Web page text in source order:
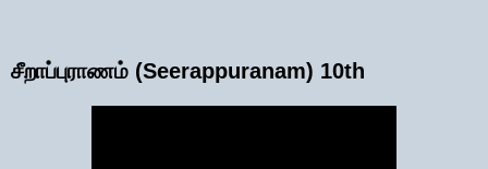
சீறாப்புராணம் (Seerappuranam) 10th